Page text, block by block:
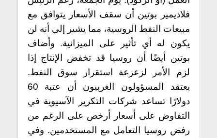
فلاديمير بوتين أن سقف الأسعار يتوافق مع
مبيعات النفط الروسية، مما يشير إلى أنه لن
يكون له أي تأثير على الميزانية. وأضاف
بوتين أيضًا أن روسيا قد تخفض الإنتاج إذا
لزم الأمر لزعزعة استقرار سوق النفط.
يعتقد المسؤولون الغربيون أن عتبة 60
دولارًا تساعد شركات التكرير الآسيوية في
التفاوض على أسعار أرخص على الرغم من
رفض روسيا التعامل مع المستخدمين. وفي